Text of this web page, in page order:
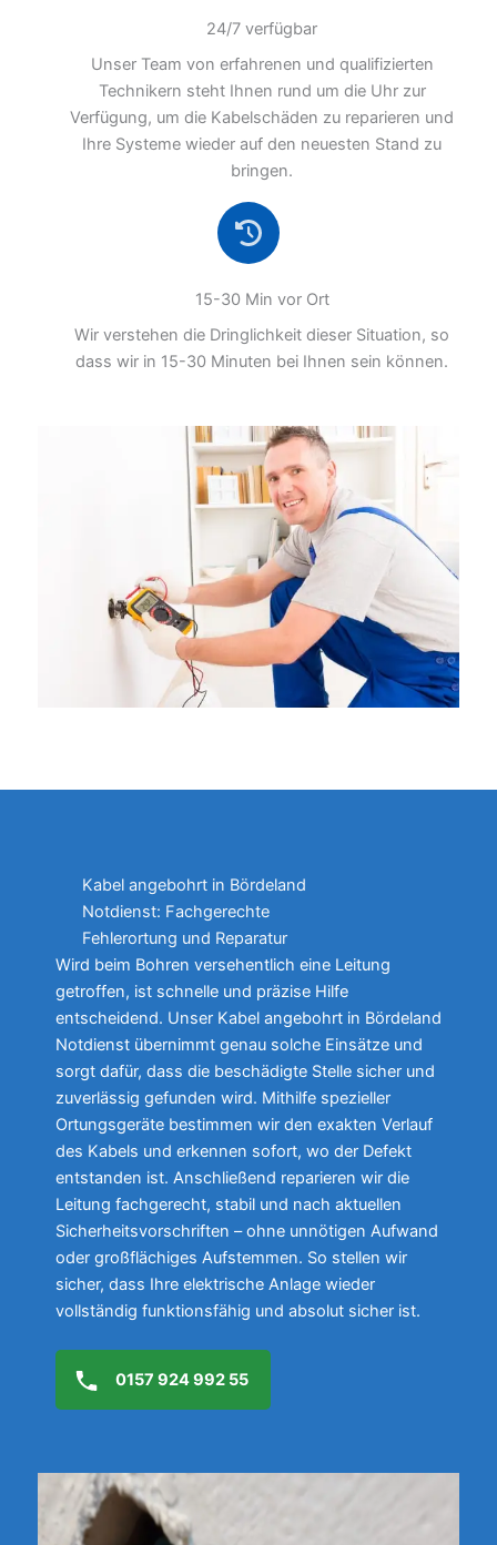
24/7 verfügbar
Unser Team von erfahrenen und qualifizierten
Technikern steht Ihnen rund um die Uhr zur
Verfügung, um die Kabelschäden zu reparieren und
Ihre Systeme wieder auf den neuesten Stand zu
bringen.
15-30 Min vor Ort
Wir verstehen die Dringlichkeit dieser Situation, so
dass wir in 15-30 Minuten bei Ihnen sein können.
Kabel angebohrt in Bördeland
Notdienst: Fachgerechte
Fehlerortung und Reparatur
Wird beim Bohren versehentlich eine Leitung
getroffen, ist schnelle und präzise Hilfe
entscheidend. Unser Kabel angebohrt in Bördeland
Notdienst übernimmt genau solche Einsätze und
sorgt dafür, dass die beschädigte Stelle sicher und
zuverlässig gefunden wird. Mithilfe spezieller
Ortungsgeräte bestimmen wir den exakten Verlauf
des Kabels und erkennen sofort, wo der Defekt
entstanden ist. Anschließend reparieren wir die
Leitung fachgerecht, stabil und nach aktuellen
Sicherheitsvorschriften – ohne unnötigen Aufwand
oder großflächiges Aufstemmen. So stellen wir
sicher, dass Ihre elektrische Anlage wieder
vollständig funktionsfähig und absolut sicher ist.
0157 924 992 55